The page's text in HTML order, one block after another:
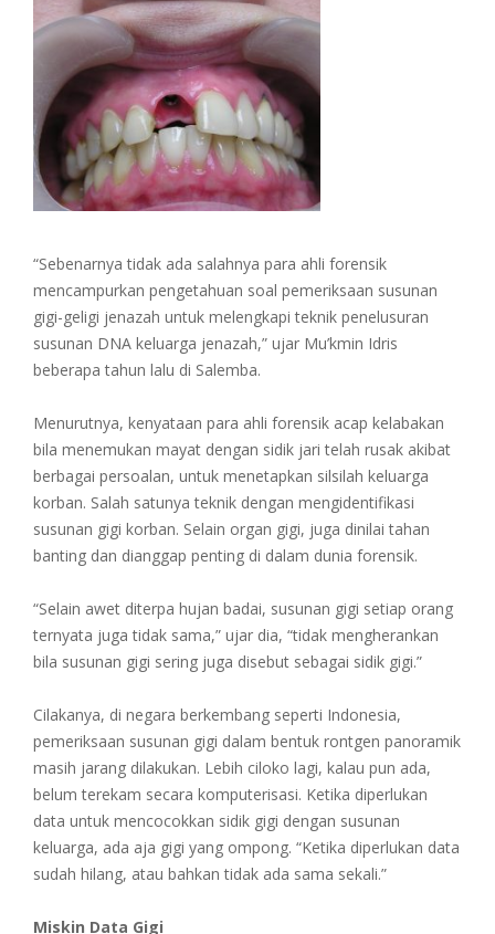
“Sebenarnya tidak ada salahnya para ahli forensik
mencampurkan pengetahuan soal pemeriksaan susunan
gigi-geligi jenazah untuk melengkapi teknik penelusuran
susunan DNA keluarga jenazah,” ujar Mu’kmin Idris
beberapa tahun lalu di Salemba.
Menurutnya, kenyataan para ahli forensik acap kelabakan
bila menemukan mayat dengan sidik jari telah rusak akibat
berbagai persoalan, untuk menetapkan silsilah keluarga
korban. Salah satunya teknik dengan mengidentifikasi
susunan gigi korban. Selain organ gigi, juga dinilai tahan
banting dan dianggap penting di dalam dunia forensik.
“Selain awet diterpa hujan badai, susunan gigi setiap orang
ternyata juga tidak sama,” ujar dia, “tidak mengherankan
bila susunan gigi sering juga disebut sebagai sidik gigi.”
Cilakanya, di negara berkembang seperti Indonesia,
pemeriksaan susunan gigi dalam bentuk rontgen panoramik
masih jarang dilakukan. Lebih ciloko lagi, kalau pun ada,
belum terekam secara komputerisasi. Ketika diperlukan
data untuk mencocokkan sidik gigi dengan susunan
keluarga, ada aja gigi yang ompong. “Ketika diperlukan data
sudah hilang, atau bahkan tidak ada sama sekali.”
Miskin Data Gigi